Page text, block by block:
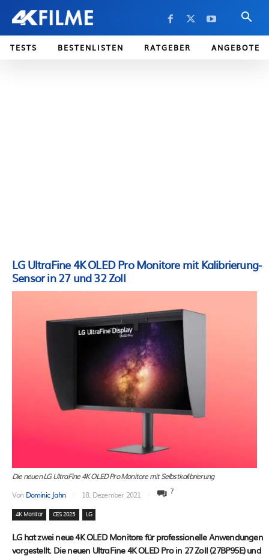
TESTS BESTENLISTEN RATGEBER ANGEBOTE
LG UltraFine 4K OLED Pro Monitore mit Kalibrierung-
Sensor in 27 und 32 Zoll
Die neuen LG UltraFine 4K OLED Pro Monitore mit Selbstkalibrierung
Von Dominic Jahn 18. Dezember 2021 7
4K Monitor CES 2025 LG
LG hat zwei neue 4K OLED Monitore für professionelle Anwendungen
vorgestellt. Die neuen UltraFine 4K OLED Pro in 27 Zoll (27BP95E) und